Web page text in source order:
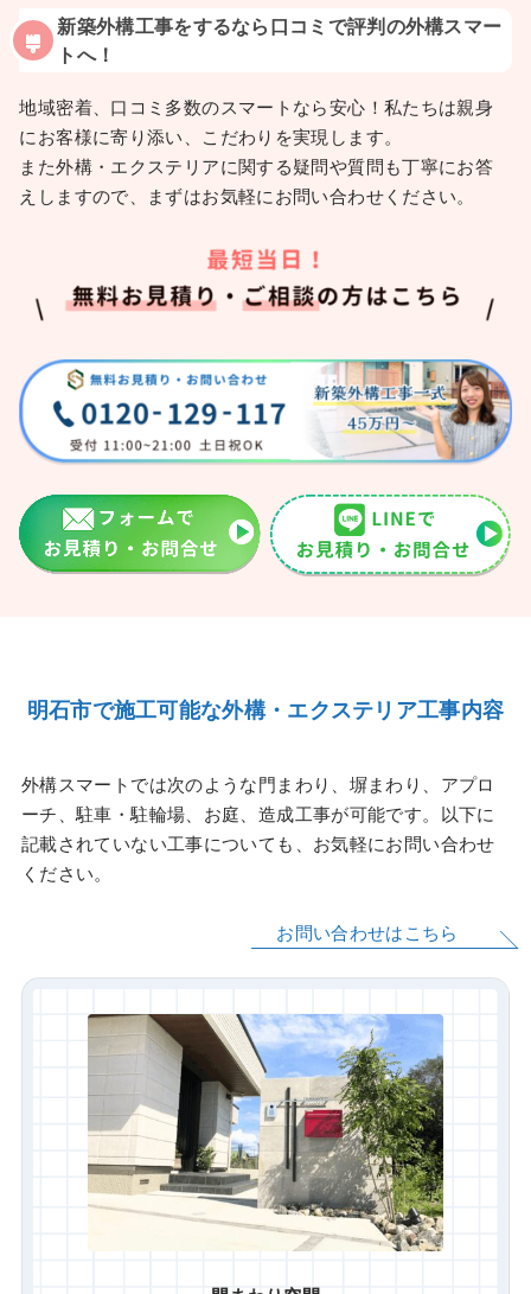
新築外構工事をするなら口コミで評判の外構スマー
トへ！
地域密着、口コミ多数のスマートなら安心！私たちは親身
にお客様に寄り添い、こだわりを実現します。
また外構・エクステリアに関する疑問や質問も丁寧にお答
えしますので、まずはお気軽にお問い合わせください。
明石市で施工可能な外構・エクステリア工事内容
外構スマートでは次のような門まわり、塀まわり、アプロ
ーチ、駐車・駐輪場、お庭、造成工事が可能です。以下に
記載されていない工事についても、お気軽にお問い合わせ
ください。
お問い合わせはこちら